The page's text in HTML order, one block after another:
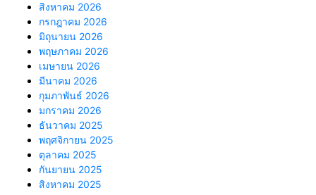
สิงหาคม 2026
กรกฎาคม 2026
มิถุนายน 2026
พฤษภาคม 2026
เมษายน 2026
มีนาคม 2026
กุมภาพันธ์ 2026
มกราคม 2026
ธันวาคม 2025
พฤศจิกายน 2025
ตุลาคม 2025
กันยายน 2025
สิงหาคม 2025